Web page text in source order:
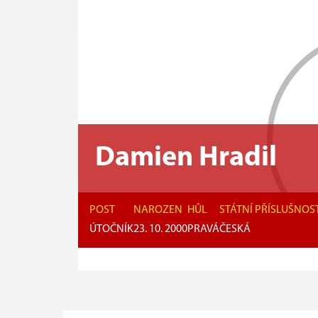
Damien Hradil
POST
ÚTOČNÍK
NAROZEN
23. 10. 2000
HŮL
PRAVÁ
STÁTNÍ
ČESKÁ